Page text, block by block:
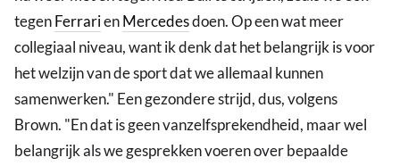
tegenFerrarienMercedesdoen. Op een wat meer
collegiaal niveau, want ik denk dat het belangrijk is voor
het welzijn van de sport dat we allemaal kunnen
samenwerken." Een gezondere strijd, dus, volgens
Brown. "En dat is geen vanzelfsprekendheid, maar wel
belangrijk als we gesprekken voeren over bepaalde